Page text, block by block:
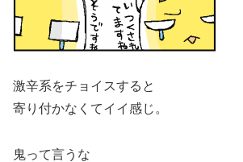
激辛系をチョイスすると
寄り付かなくてイイ感じ。
鬼って言うな